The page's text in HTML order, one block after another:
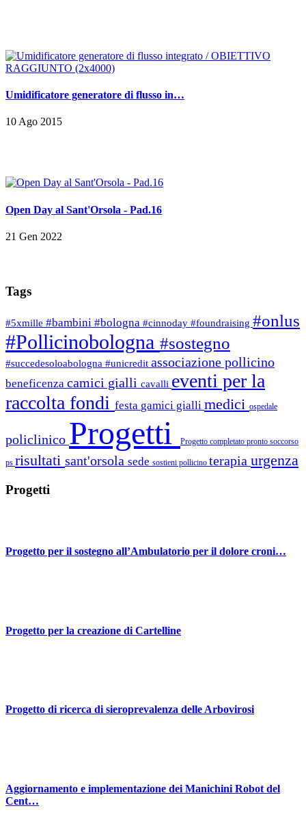
Umidificatore generatore di flusso in…
10 Ago 2015
Open Day al Sant'Orsola - Pad.16
21 Gen 2022
Tags
#5xmille #bambini #bologna #cinnoday #foundraising #onlus
#Pollicinobologna #sostegno
#succedesoloabologna #unicredit associazione pollicino
beneficenza camici gialli cavalli eventi per la
raccolta fondi festa gamici gialli medici ospedale
policlinico Progetti Progetto completato pronto soccorso
ps risultati sant'orsola sede sostieni pollicino terapia urgenza
Progetti
Progetto per il sostegno all’Ambulatorio per il dolore croni…
Progetto per la creazione di Cartelline
Progetto di ricerca di sieroprevalenza delle Arbovirosi
Aggiornamento e implementazione dei Manichini Robot del
Cent…